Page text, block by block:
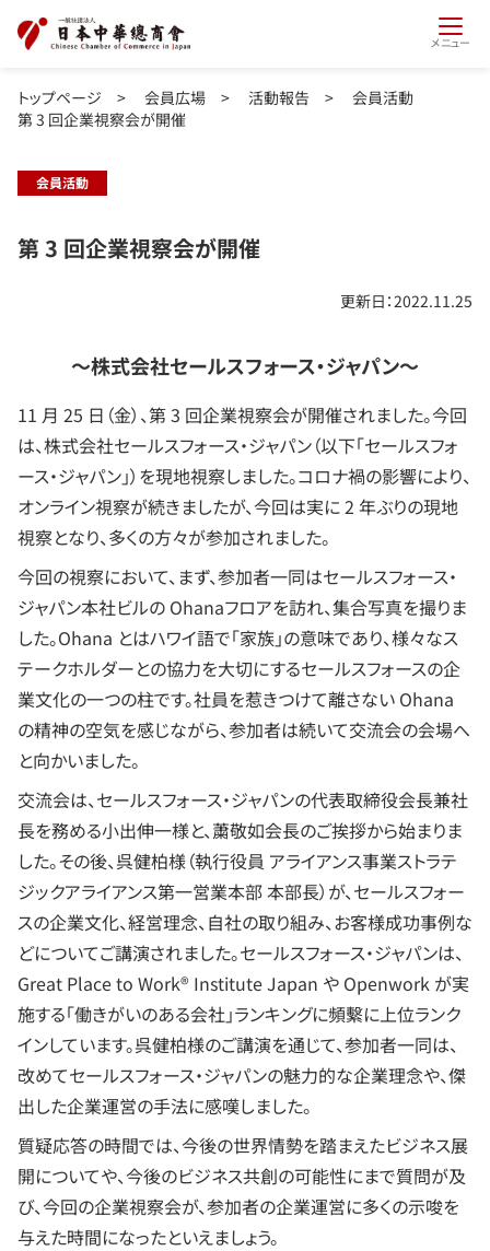
メニュー
トップページ > 会員広場 > 活動報告 > 会員活動
第 3 回企業視察会が開催
会員活動
第 3 回企業視察会が開催
更新日：2022.11.25
～株式会社セールスフォース・ジャパン～
11 月 25 日（金）、第 3 回企業視察会が開催されました。今回
は、株式会社セールスフォース・ジャパン（以下「セールスフォ
ース・ジャパン」）を現地視察しました。コロナ禍の影響により、
オンライン視察が続きましたが、今回は実に 2 年ぶりの現地
視察となり、多くの方々が参加されました。
今回の視察において、まず、参加者一同はセールスフォース・
ジャパン本社ビルの Ohanaフロアを訪れ、集合写真を撮りま
した。Ohana とはハワイ語で「家族」の意味であり、様々なス
テークホルダーとの協力を大切にするセールスフォースの企
業文化の一つの柱です。社員を惹きつけて離さない Ohana
の精神の空気を感じながら、参加者は続いて交流会の会場へ
と向かいました。
交流会は、セールスフォース・ジャパンの代表取締役会長兼社
長を務める小出伸一様と、䔥敬如会長のご挨拶から始まりま
した。その後、呉健柏様（執行役員 アライアンス事業ストラテ
ジックアライアンス第一営業本部 本部長）が、セールスフォー
スの企業文化、経営理念、自社の取り組み、お客様成功事例な
どについてご講演されました。セールスフォース・ジャパンは、
Great Place to Work® Institute Japan や Openwork が実
施する「働きがいのある会社」ランキングに頻繫に上位ランク
インしています。呉健柏様のご講演を通じて、参加者一同は、
改めてセールスフォース・ジャパンの魅力的な企業理念や、傑
出した企業運営の手法に感嘆しました。
質疑応答の時間では、今後の世界情勢を踏まえたビジネス展
開についてや、今後のビジネス共創の可能性にまで質問が及
び、今回の企業視察会が、参加者の企業運営に多くの示唆を
与えた時間になったといえましょう。